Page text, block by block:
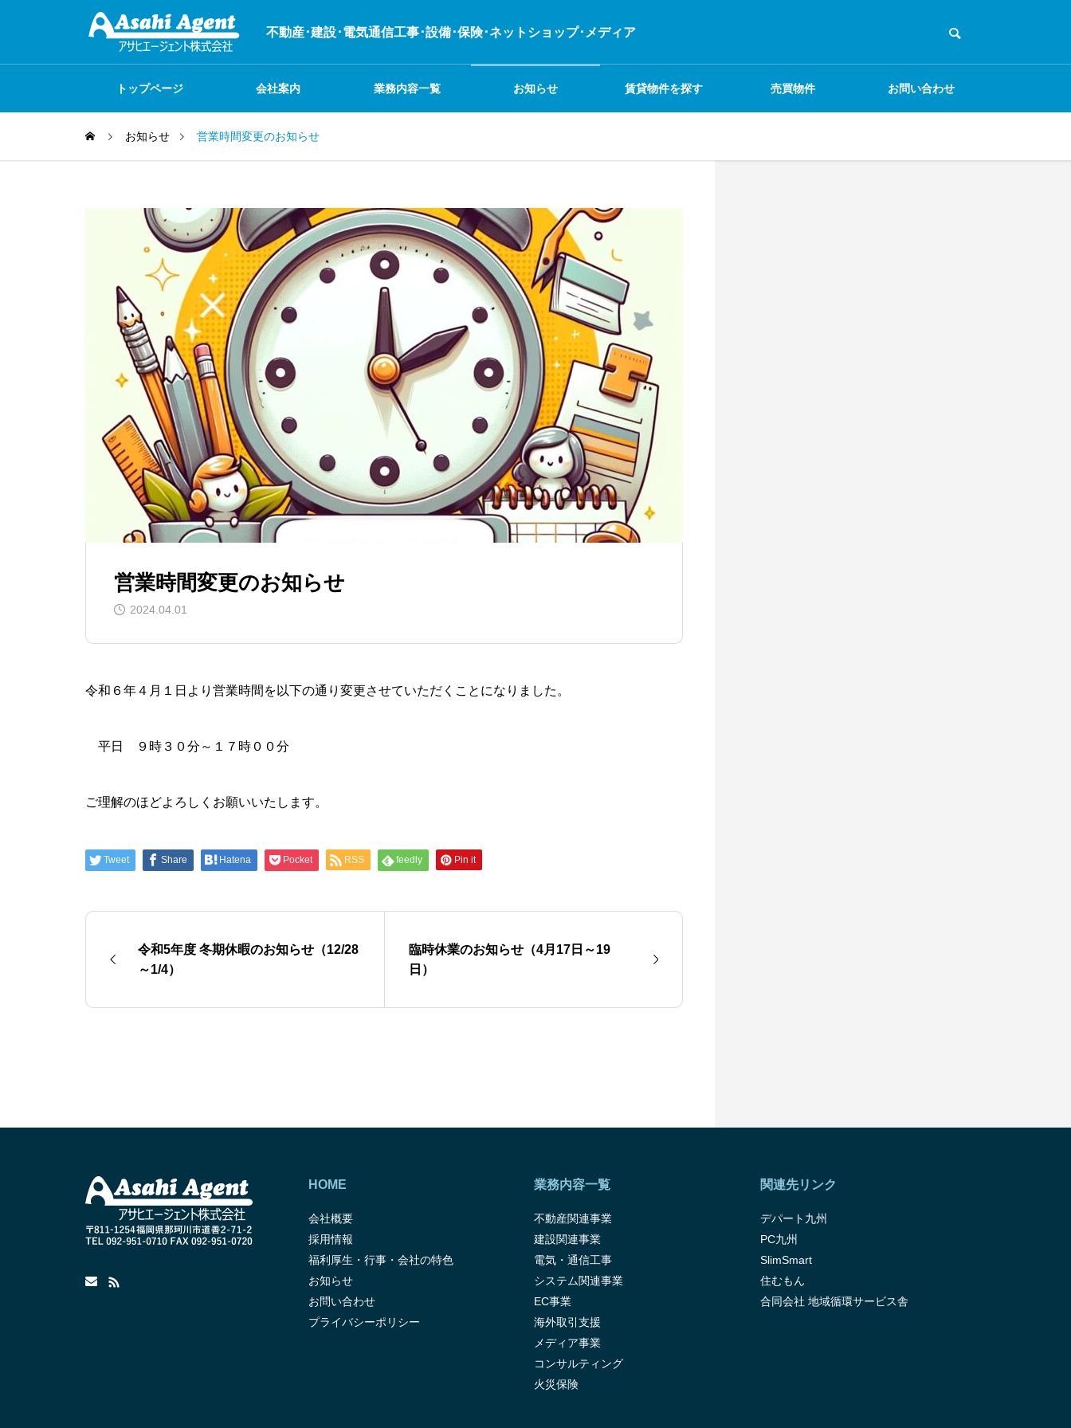
不動産･建設･電気通信工事･設備･保険･ネットショップ･メディア
トップページ 会社案内 業務内容一覧 お知らせ 賃貸物件を探す 売買物件 お問い合わせ
火災保険 システム関連事業
コンサルティング メディア事業
何でも自社で制作
2014.10.19
お知らせ 営業時間変更のお知らせ
営業時間変更のお知らせ
2024.04.01
令和６年４月１日より営業時間を以下の通り変更させていただくことになりました。
平日 ９時３０分～１７時００分
ご理解のほどよろしくお願いいたします。
Tweet Share Hatena Pocket RSS feedly Pin it
令和5年度 冬期休暇のお知らせ（12/28
～1/4）
臨時休業のお知らせ（4月17日～19
日）
HOME
会社概要
採用情報
福利厚生・行事・会社の特色
お知らせ
お問い合わせ
プライバシーポリシー
業務内容一覧
不動産関連事業
建設関連事業
電気・通信工事
システム関連事業
EC事業
海外取引支援
メディア事業
コンサルティング
火災保険
関連先リンク
デパート九州
PC九州
SlimSmart
住むもん
合同会社 地域循環サービス舎